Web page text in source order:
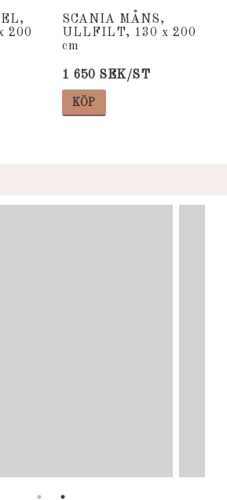
Lägg till i
Lägg till i
200
SCANIA MÅNS,
ULLFILT, 130 x 200
cm
1 650 SEK/ST
KÖP